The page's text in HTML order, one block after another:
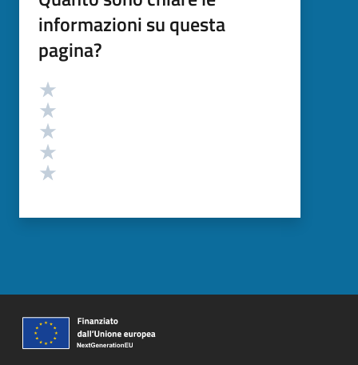
informazioni su questa
pagina?
Valutazione